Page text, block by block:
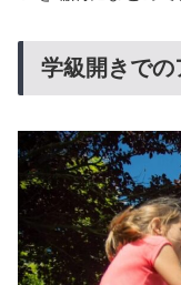
学級開きで